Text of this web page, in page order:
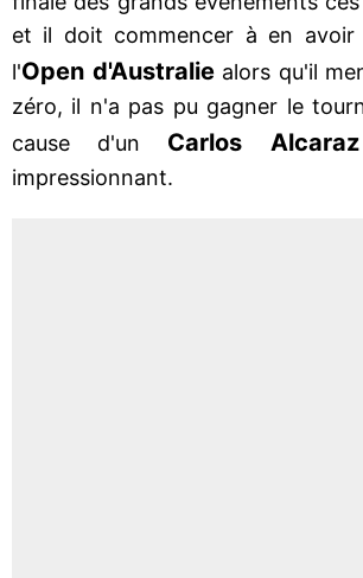
et il doit commencer à en avoir
l'Open d'Australiealors qu'il
zéro, il n'a pas pu gagner le
cause d'un
Carlos Alcaraz
impressionnant.